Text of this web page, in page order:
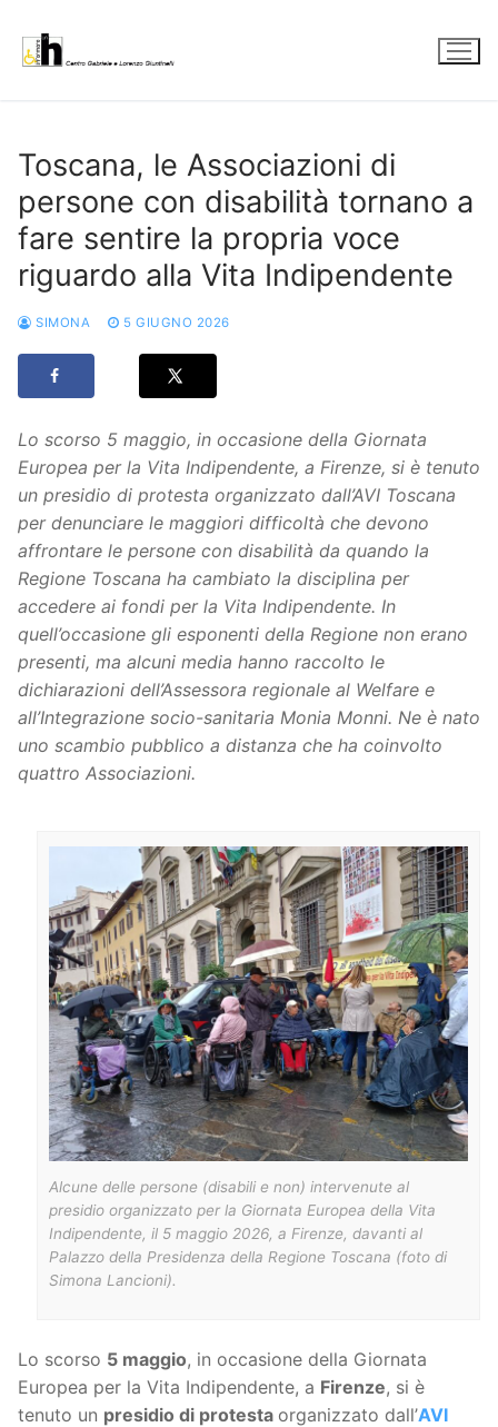
contenuto
Toscana, le Associazioni di
persone con disabilità tornano a
fare sentire la propria voce
riguardo alla Vita Indipendente
SIMONA 5 GIUGNO 2026
Lo scorso 5 maggio, in occasione della Giornata
Europea per la Vita Indipendente, a Firenze, si è tenuto
un presidio di protesta organizzato dall’AVI Toscana
per denunciare le maggiori difficoltà che devono
affrontare le persone con disabilità da quando la
Regione Toscana ha cambiato la disciplina per
accedere ai fondi per la Vita Indipendente. In
quell’occasione gli esponenti della Regione non erano
presenti, ma alcuni media hanno raccolto le
dichiarazioni dell’Assessora regionale al Welfare e
all’Integrazione socio-sanitaria Monia Monni. Ne è nato
uno scambio pubblico a distanza che ha coinvolto
quattro Associazioni.
Alcune delle persone (disabili e non) intervenute al
presidio organizzato per la Giornata Europea della Vita
Indipendente, il 5 maggio 2026, a Firenze, davanti al
Palazzo della Presidenza della Regione Toscana (foto di
Simona Lancioni).
Lo scorso 5 maggio, in occasione della Giornata
Europea per la Vita Indipendente, a Firenze, si è
tenuto un presidio di protesta organizzato dall’AVI